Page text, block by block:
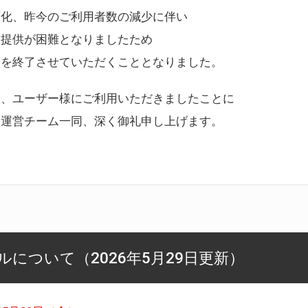
、昨今のご利用者数の減少に伴い
供が困難となりましたため
終了させていただくこととなりました。
ユーザー様にご利用いただきましたことに
営チーム一同、深く御礼申し上げます。
について（2026年5月29日更新）